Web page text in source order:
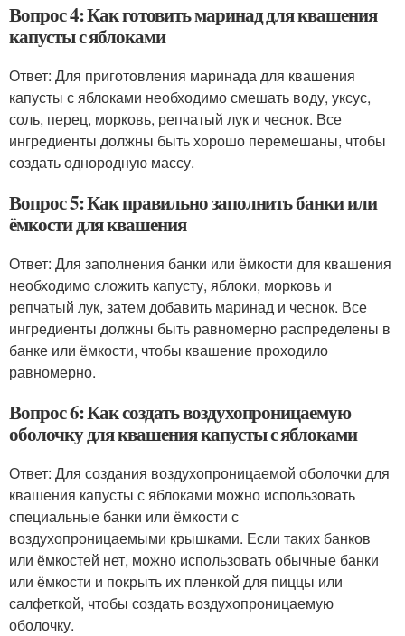
Вопрос 4: Как готовить маринад для квашения
капусты с яблоками
Ответ: Для приготовления маринада для квашения
капусты с яблоками необходимо смешать воду, уксус,
соль, перец, морковь, репчатый лук и чеснок. Все
ингредиенты должны быть хорошо перемешаны, чтобы
создать однородную массу.
Вопрос 5: Как правильно заполнить банки или
ёмкости для квашения
Ответ: Для заполнения банки или ёмкости для квашения
необходимо сложить капусту, яблоки, морковь и
репчатый лук, затем добавить маринад и чеснок. Все
ингредиенты должны быть равномерно распределены в
банке или ёмкости, чтобы квашение проходило
равномерно.
Вопрос 6: Как создать воздухопроницаемую
оболочку для квашения капусты с яблоками
Ответ: Для создания воздухопроницаемой оболочки для
квашения капусты с яблоками можно использовать
специальные банки или ёмкости с
воздухопроницаемыми крышками. Если таких банков
или ёмкостей нет, можно использовать обычные банки
или ёмкости и покрыть их пленкой для пиццы или
салфеткой, чтобы создать воздухопроницаемую
оболочку.